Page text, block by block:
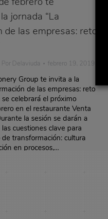
jornada “La
las empresas: reto
Por Delaviuda febrero 19, 2019
Group te invita a la
de las empresas: reto
celebrará el próximo
en el restaurante Venta
la sesión se darán a
cuestiones clave para
transformación: cultura
en procesos,…